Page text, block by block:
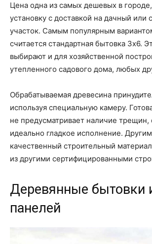
Цена одна из самых дешевых в
установку с доставкой на дачный или
участок. Самым популярным
считается стандартная бытовка 3х6.
выбирают и для хозяйственной
утепленного садового дома, любых
Обрабатываемая древесина
используя специальную камеру.
не предусматривает наличие трещин,
идеально гладкое исполнение.
качественный строительный
из другими сертифицированными
Деревянные бытовки
панелей